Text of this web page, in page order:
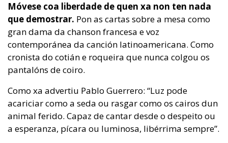
Móvese coa liberdade de quen xa non ten nada
que demostrar. Pon as cartas sobre a mesa como
gran dama da chanson francesa e voz
contemporánea da canción latinoamericana. Como
cronista do cotián e roqueira que nunca colgou os
pantalóns de coiro.
Como xa advertiu Pablo Guerrero: “Luz pode
acariciar como a seda ou rasgar como os cairos dun
animal ferido. Capaz de cantar desde o despeito ou
a esperanza, pícara ou luminosa, libérrima sempre”.